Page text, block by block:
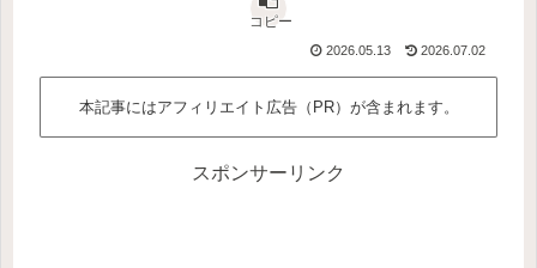
コピー
2026.05.13 2026.07.02
本記事にはアフィリエイト広告（PR）が含まれます。
スポンサーリンク